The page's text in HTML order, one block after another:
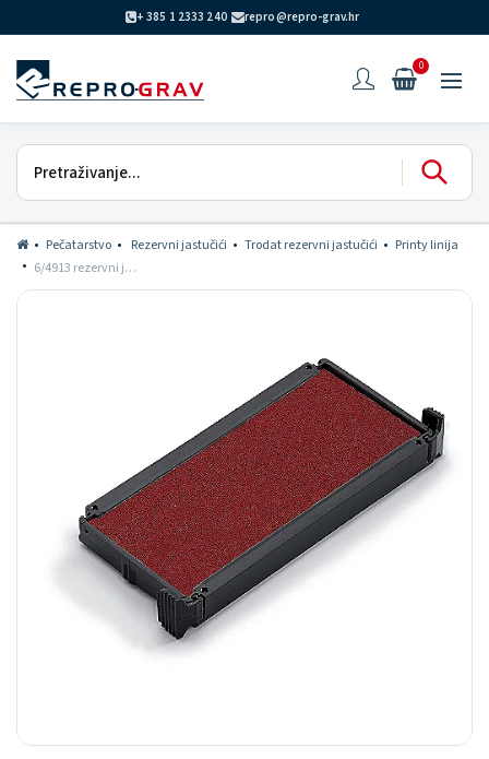
+ 385 1 2333 240 repro@repro-grav.hr
0
Pečatarstvo Rezervni jastučići Trodat rezervni jastučići
Printy linija
6/4913 rezervni jastučić